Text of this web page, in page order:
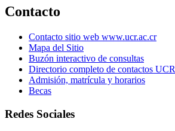
Contacto
Contacto sitio web www.ucr.ac.cr
Mapa del Sitio
Buzón interactivo de consultas
Directorio completo de contactos UCR
Admisión, matrícula y horarios
Becas
Redes Sociales